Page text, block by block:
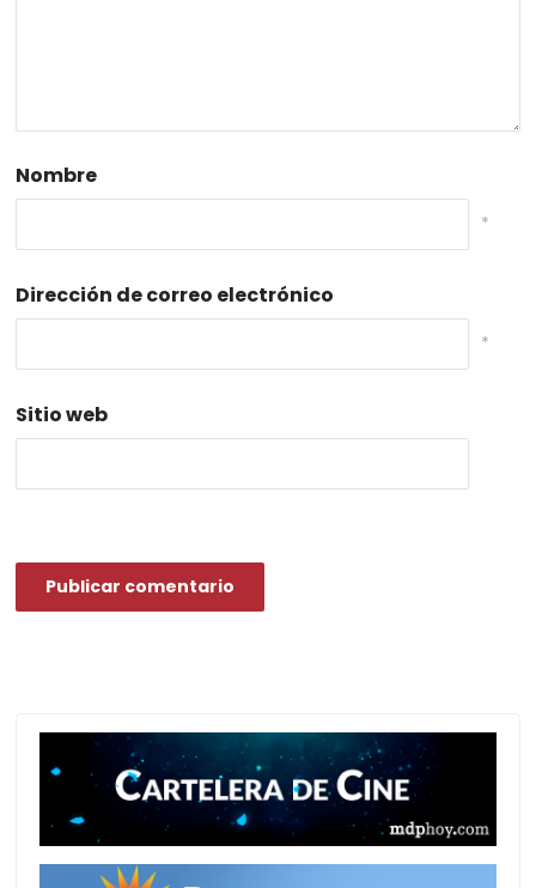
Nombre
*
Dirección de correo electrónico
*
Sitio web